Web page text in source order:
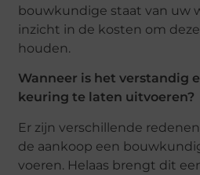
bouwkundige staat van uw
inzicht in de kosten om
houden.
Wanneer is het verstandig
keuring te laten uitvoeren?
Er zijn verschillende
de aankoop een
voeren. Helaas brengt dit